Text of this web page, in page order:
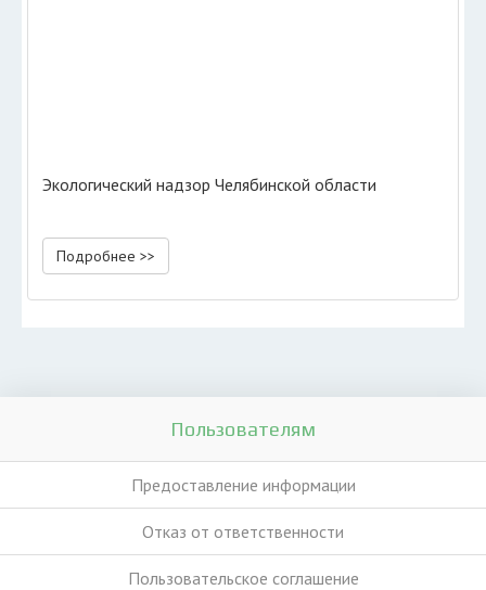
Экологический надзор Челябинской области
Подробнее >>
Пользователям
Предоставление информации
Отказ от ответственности
Пользовательское соглашение